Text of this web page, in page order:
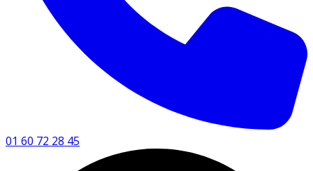
01 60 72 28 45